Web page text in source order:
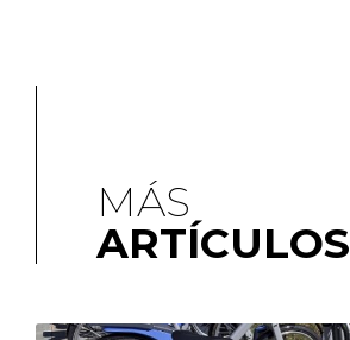
MÁS
ARTÍCULOS